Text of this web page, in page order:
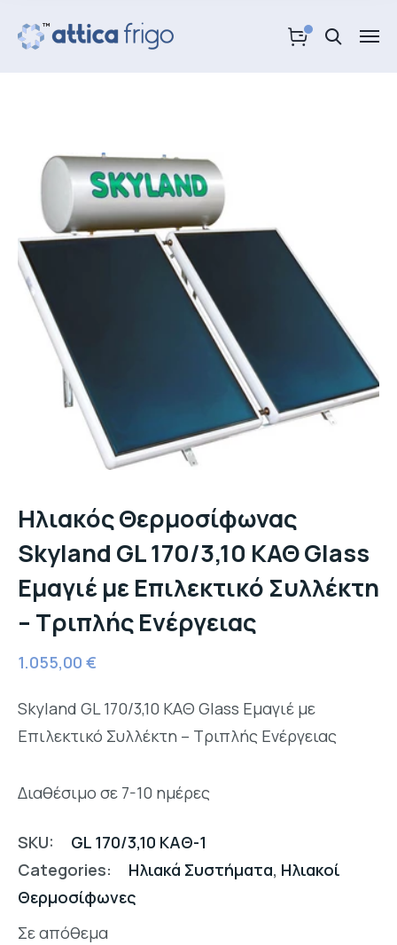
Ηλιακός Θερμοσίφωνας
Skyland GL 170/3,10 ΚΑΘ Glass
Εμαγιέ με Επιλεκτικό Συλλέκτη
– Τριπλής Ενέργειας
1.055,00 €
Skyland GL 170/3,10 ΚΑΘ Glass Εμαγιέ με
Επιλεκτικό Συλλέκτη – Τριπλής Ενέργειας
Διαθέσιμο σε 7-10 ημέρες
SKU:
GL 170/3,10 ΚΑΘ-1
Categories:
Ηλιακά Συστήματα, Ηλιακοί
Θερμοσίφωνες
Σε απόθεμα